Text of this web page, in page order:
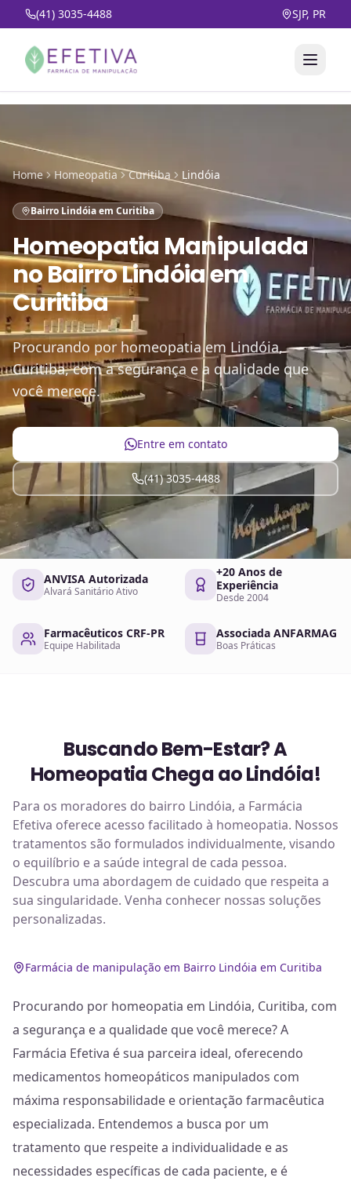
(41) 3035-4488 SJP, PR
Home Homeopatia Curitiba Lindóia
Bairro Lindóia em Curitiba
Homeopatia Manipulada
noBairro Lindóia em
Curitiba
Procurando por homeopatia em Lindóia,
Curitiba, com a segurança e a qualidade que
você merece.
Entre em contato
(41) 3035-4488
ANVISA Autorizada
Alvará Sanitário Ativo
+20 Anos de
Experiência
Desde 2004
Farmacêuticos CRF-PR
Equipe Habilitada
Associada ANFARMAG
Boas Práticas
Buscando Bem-Estar? A
Homeopatia Chega ao Lindóia!
Para os moradores do bairro Lindóia, a Farmácia
Efetiva oferece acesso facilitado à homeopatia. Nossos
tratamentos são formulados individualmente, visando
o equilíbrio e a saúde integral de cada pessoa.
Descubra uma abordagem de cuidado que respeita a
sua singularidade. Venha conhecer nossas soluções
personalizadas.
Farmácia de manipulação em Bairro Lindóia em Curitiba
Procurando por homeopatia em Lindóia, Curitiba, com
a segurança e a qualidade que você merece? A
Farmácia Efetiva é sua parceira ideal, oferecendo
medicamentos homeopáticos manipulados com
máxima responsabilidade e orientação farmacêutica
especializada. Entendemos a busca por um
tratamento que respeite a individualidade e as
necessidades específicas de cada paciente, e é